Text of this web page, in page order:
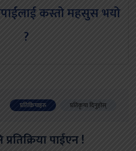
कस्तो महसुस भयो
?
प्रतिक्रियाहरु प्रतिकृया दिनुहोस्
पाईएन !